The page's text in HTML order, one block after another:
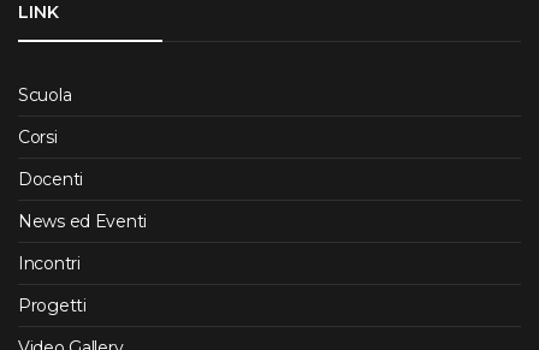
LINK
Scuola
Corsi
Docenti
News ed Eventi
Incontri
Progetti